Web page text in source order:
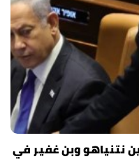
نتنياهو وبن غفير في